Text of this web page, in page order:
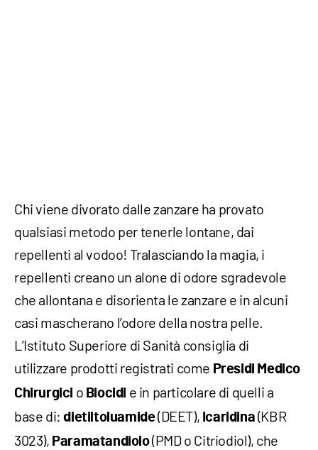
Chi viene divorato dalle zanzare ha provato
qualsiasi metodo per tenerle lontane, dai
repellenti al vodoo! Tralasciando la magia, i
repellenti creano un alone di odore sgradevole
che allontana e disorienta le zanzare e in alcuni
casi mascherano l’odore della nostra pelle.
L’Istituto Superiore di Sanità consiglia di
utilizzare prodotti registrati come Presidi Medico
Chirurgici o Biocidi e in particolare di quelli a
base di:dietiltoluamide(DEET), Icaridina (KBR
3023), Paramatandiolo(PMD o Citriodiol), che